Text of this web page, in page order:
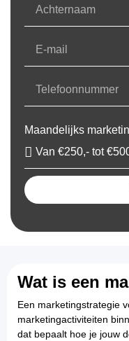
Maandelijks
Wat is een
Een marketingstrategie
marketingactiviteiten
dat bepaalt hoe je jouw